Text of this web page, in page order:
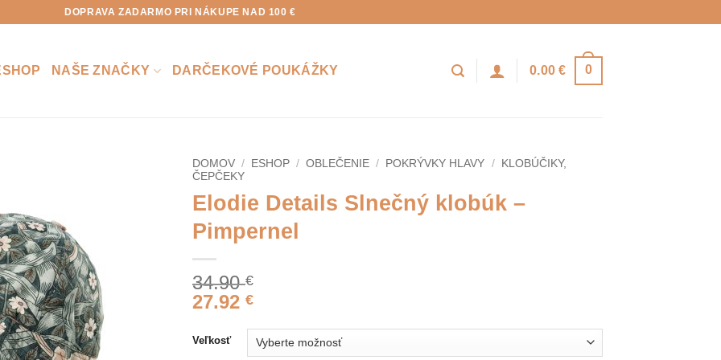
DOPRAVA ZADARMO PRI NÁKUPE NAD 100 €
NAŠE ZNAČKY DARČEKOVÉ POUKÁŽKY 0.00€ 0
DOMOV / ESHOP / OBLEČENIE / POKRÝVKY HLAVY /
KLOBÚČIKY,
ČEPČEKY
Elodie Details Slnečný klobúk –
Pimpernel
34.90€
27.92 €
Veľkosť